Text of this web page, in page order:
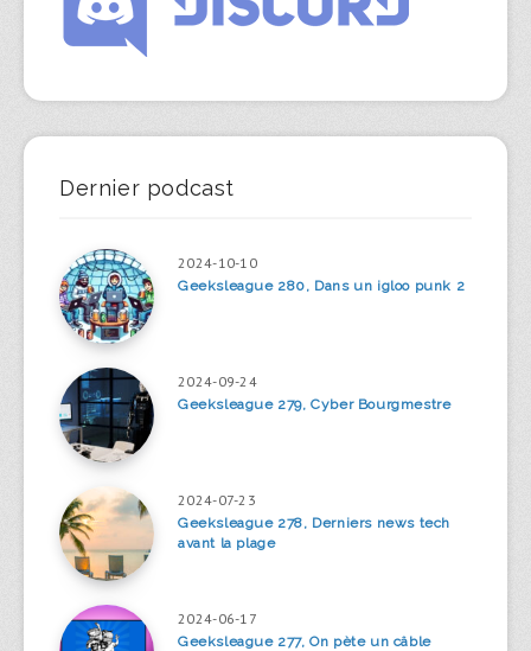
Dernier podcast
2024-10-10
Geeksleague 280, Dans un igloo punk 2
2024-09-24
Geeksleague 279, Cyber Bourgmestre
2024-07-23
Geeksleague 278, Derniers news tech
avant la plage
2024-06-17
Geeksleague 277, On pète un câble